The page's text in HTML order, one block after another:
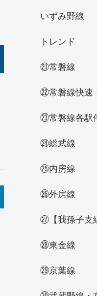
いずみ野線
トレンド
㉑常磐線
㉒常磐線快速
㉓常磐線各駅
㉔総武線
㉕内房線
㉖外房線
㉗【我孫子支
㉘東金線
㉙京葉線